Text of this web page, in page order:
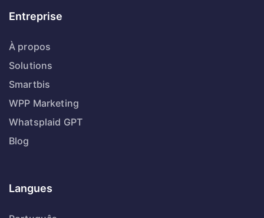
Entreprise
À propos
Solutions
Smartbis
WPP Marketing
Whatsplaid GPT
Blog
Langues